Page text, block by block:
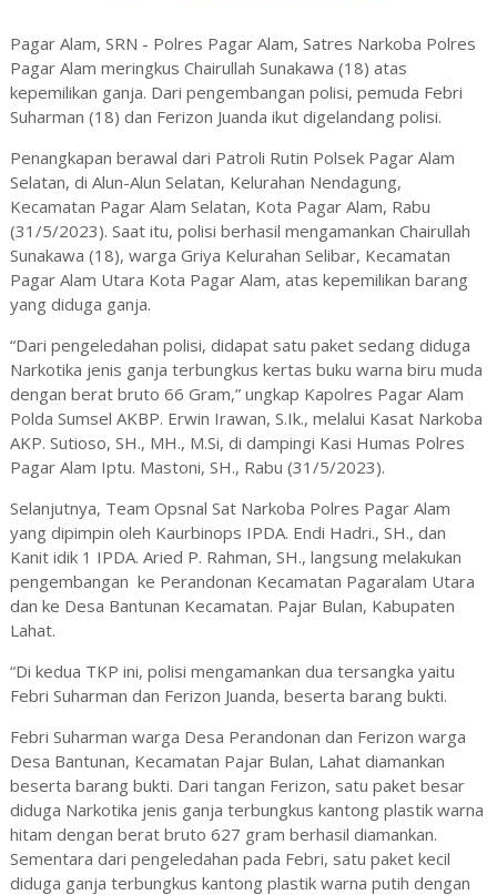
Pagar Alam, SRN - Polres Pagar Alam, Satres Narkoba Polres
Pagar Alam meringkus Chairullah Sunakawa (18) atas
kepemilikan ganja. Dari pengembangan polisi, pemuda Febri
Suharman (18) dan Ferizon Juanda ikut digelandang polisi.
Penangkapan berawal dari Patroli Rutin Polsek Pagar Alam
Selatan, di Alun-Alun Selatan, Kelurahan Nendagung,
Kecamatan Pagar Alam Selatan, Kota Pagar Alam, Rabu
(31/5/2023). Saat itu, polisi berhasil mengamankan Chairullah
Sunakawa (18), warga Griya Kelurahan Selibar, Kecamatan
Pagar Alam Utara Kota Pagar Alam, atas kepemilikan barang
yang diduga ganja.
“Dari pengeledahan polisi, didapat satu paket sedang diduga
Narkotika jenis ganja terbungkus kertas buku warna biru muda
dengan berat bruto 66 Gram,” ungkap Kapolres Pagar Alam
Polda Sumsel AKBP. Erwin Irawan, S.Ik., melalui Kasat Narkoba
AKP. Sutioso, SH., MH., M.Si, di dampingi Kasi Humas Polres
Pagar Alam Iptu. Mastoni, SH., Rabu (31/5/2023).
Selanjutnya, Team Opsnal Sat Narkoba Polres Pagar Alam
yang dipimpin oleh Kaurbinops IPDA. Endi Hadri., SH., dan
Kanit idik 1 IPDA. Aried P. Rahman, SH., langsung melakukan
pengembangan ke Perandonan Kecamatan Pagaralam Utara
dan ke Desa Bantunan Kecamatan. Pajar Bulan, Kabupaten
Lahat.
“Di kedua TKP ini, polisi mengamankan dua tersangka yaitu
Febri Suharman dan Ferizon Juanda, beserta barang bukti.
Febri Suharman warga Desa Perandonan dan Ferizon warga
Desa Bantunan, Kecamatan Pajar Bulan, Lahat diamankan
beserta barang bukti. Dari tangan Ferizon, satu paket besar
diduga Narkotika jenis ganja terbungkus kantong plastik warna
hitam dengan berat bruto 627 gram berhasil diamankan.
Sementara dari pengeledahan pada Febri, satu paket kecil
diduga ganja terbungkus kantong plastik warna putih dengan